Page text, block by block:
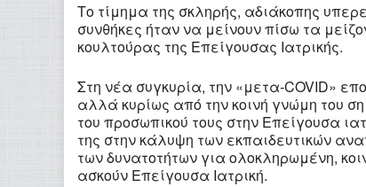
Το τίμημα της σκληρής, αδιάκοπης
συνθήκες ήταν να μείνουν πίσω τα
κουλτούρας της Επείγουσας Ιατρικής.
Στη νέα συγκυρία, την «μετα-COVID»
αλλά κυρίως από την κοινή γνώμη του
του προσωπικού τους στην Επείγουσα
της στην κάλυψη των εκπαιδευτικών
των δυνατοτήτων για ολοκληρωμένη,
ασκούν Επείγουσα Ιατρική.